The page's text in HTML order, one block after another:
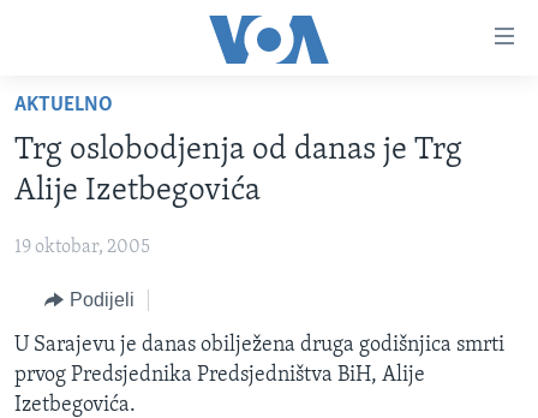
glavni
sadržaj
Pređi
na
glavnu
pretragu
TV PROGRAM
VIDEO
FOTOGRAFIJE DANA
VIJESTI
SJEDINJENE AMERIČKE DRŽAVE
BOSNA I HERCEGOVINA
SVIJET
NAUKA I TEHNOLOGIJA
SPECIJALNI PROJEKTI
KORUPCIJA
AKTUELNO
Trg oslobodjenja od danas je Trg
Alije Izetbegovića
19 oktobar, 2005
Podijeli
U Sarajevu je danas obilježena druga godišnjica smrti
prvog Predsjednika Predsjedništva BiH, Alije
Izetbegovića.